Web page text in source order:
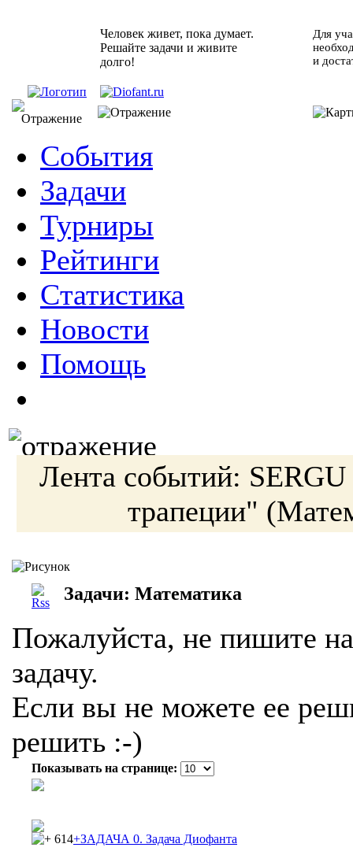
Человек живет, пока думает.
Решайте задачи и живите
долго!
Для
и
События
Задачи
Турниры
Рейтинги
Статистика
Новости
Помощь
Лента событий: SERGU
трапеции"
Задачи: Математика
Пожалуйста, не пишите
задачу.
Если вы не можете ее
решить :-)
Показывать на странице:
614+ЗАДАЧА 0. Задача Диофанта